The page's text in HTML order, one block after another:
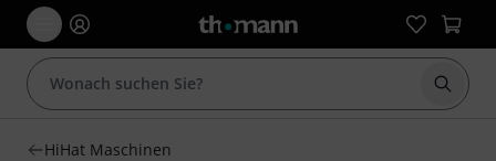
Suche
HiHat Maschinen